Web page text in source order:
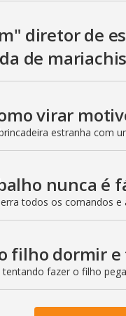
diretor de
de mariachis
virar
estranha com
nunca é
todos os comandos e
filho dormir
fazer o filho